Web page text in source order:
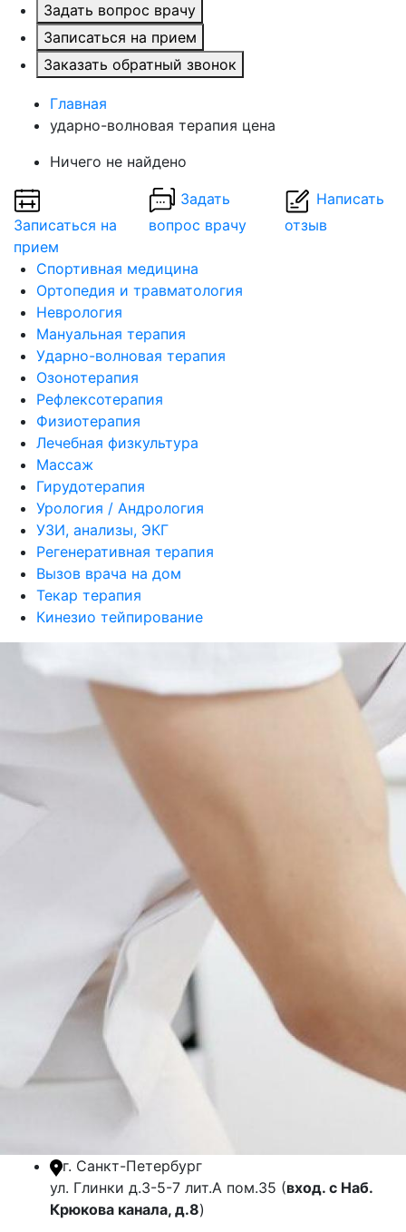
Задать вопрос врачу
Записаться на прием
Заказать обратный звонок
Главная
ударно-волновая терапия цена
Ничего не найдено
Записаться на
прием
Задать
вопрос врачу
Написать
отзыв
Спортивная медицина
Ортопедия и травматология
Неврология
Мануальная терапия
Ударно-волновая терапия
Озонотерапия
Рефлексотерапия
Физиотерапия
Лечебная физкультура
Массаж
Гирудотерапия
Урология / Андрология
УЗИ, анализы, ЭКГ
Регенеративная терапия
Вызов врача на дом
Текар терапия
Кинезио тейпирование
г. Санкт-Петербург
ул. Глинки д.3-5-7 лит.А пом.35 (вход. с Наб.
Крюкова канала, д.8)